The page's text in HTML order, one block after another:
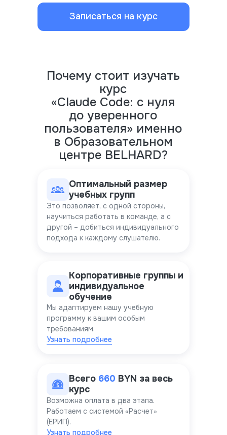
Записаться на курс
Всего 660 BYN за весь
курс
Возможна оплата в два этапа.
Работаем с системой «Расчет»
(ЕРИП).
Узнать подробнее
Корпоративные группы и
индивидуальное
обучение
Мы адаптируем нашу учебную
программу к вашим особым
требованиям.
Узнать подробнее
Оптимальный размер
учебных групп
Это позволяет, с одной стороны,
научиться работать в команде, а с
другой – добиться индивидуального
подхода к каждому слушателю.
Почему стоит изучать
курс
«Claude Code: с нуля
до уверенного
пользователя» именно
в Образовательном
центре BELHARD?